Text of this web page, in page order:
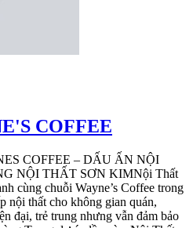
COFFEE
COFFEE – DẤU ẤN NỘI
NỘI THẤT SƠN KIMNội Thất
cùng chuỗi Wayne’s Coffee trong
nội thất cho không gian quán,
đại, trẻ trung nhưng vẫn đảm bảo